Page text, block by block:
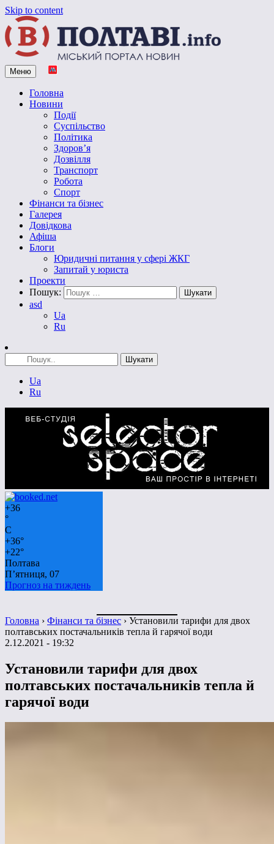
Skip to content
Vpoltave.info
Полтавський портал новин
Меню
Головна
Новини
Події
Суспільство
Політика
Здоров’я
Дозвілля
Транспорт
Робота
Спорт
Фінанси та бізнес
Галерея
Довідкова
Афіша
Блоги
Юридичні питання у сфері ЖКГ
Запитай у юриста
Проекти
Пошук:
asd
Ua
Ru
Ua
Ru
+36
°
C
+36°
+22°
Полтава
П’ятниця, 07
Прогноз на тиждень
Головна › Фінанси та бізнес › Установили тарифи для двох
полтавських постачальників тепла й гарячої води
2.12.2021 - 19:32
Установили тарифи для двох
полтавських постачальників тепла й
гарячої води